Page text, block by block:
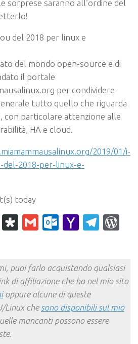
sorprese saranno all’ordine del
del mondo open-source e di
il portale
per condividere
tutto quello che riguarda
con particolare attenzione alle
HA e cloud.
2019/01/i-
2018-per-linux-e-
today
WhatsApp
Diaspora
Gmail Yahoo
puoi farlo acquistando qualsiasi
di affiliazione che ho nel mio sito
oppure alcune di queste
Linux che sono disponibili sul mio
mancanti possono essere